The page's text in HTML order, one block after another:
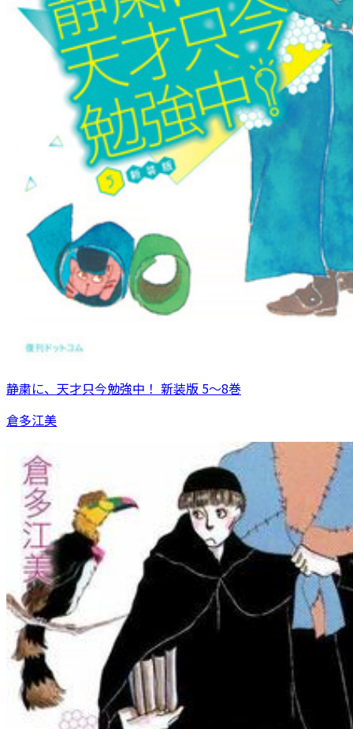
静粛に、天才只今勉強中！ 新装版 5～8巻
倉多江美